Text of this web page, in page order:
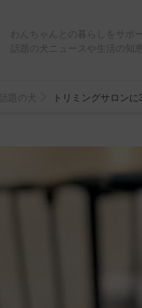
わんちゃんとの暮らしをサポ
話題の犬ニュースや生活の知
話題の犬 トリミングサロン